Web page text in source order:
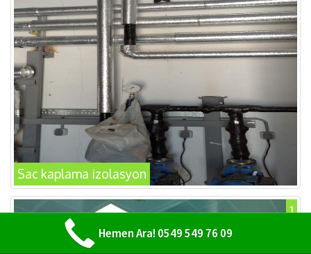
Sac kaplama izolasyon
1
Hemen Ara! 0549 549 76 09